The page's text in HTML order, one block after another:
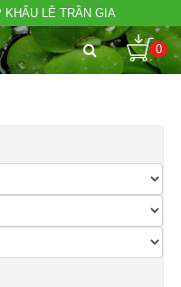
KHẨU LÊ TRẦN GIA
0